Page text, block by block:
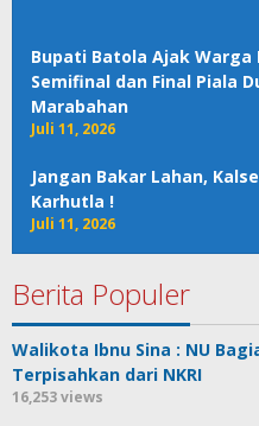
Bupati Batola Ajak Warga
Semifinal dan Final Piala
Marabahan
Juli 11, 2026
Jangan Bakar Lahan,
Karhutla !
Juli 11, 2026
Berita Populer
Walikota Ibnu Sina : NU
Terpisahkan dari NKRI
16,253 views